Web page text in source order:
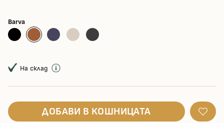
Barva
На склад
ДОБАВИ В КОШНИЦАТА